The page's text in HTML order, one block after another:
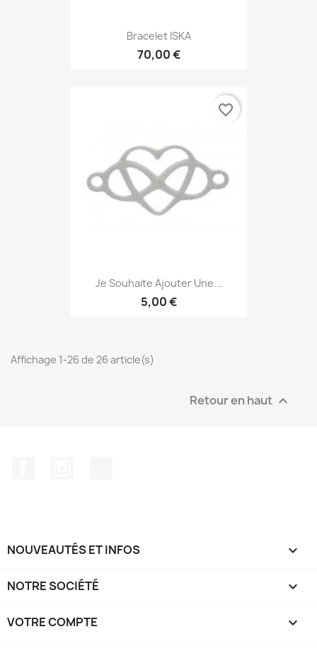
Bracelet ISKA
70,00 €
Je Souhaite Ajouter Une...
5,00 €
favorite_border
Affichage 1-26 de 26 article(s)
Retour en haut 
NOUVEAUTÉS ET INFOS 
NOTRE SOCIÉTÉ 
VOTRE COMPTE 